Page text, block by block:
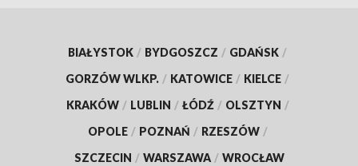
BIAŁYSTOK / BYDGOSZCZ / GDAŃSK /
GORZÓW WLKP. / KATOWICE / KIELCE /
KRAKÓW / LUBLIN / ŁÓDŹ / OLSZTYN /
OPOLE / POZNAŃ / RZESZÓW /
SZCZECIN / WARSZAWA / WROCŁAW